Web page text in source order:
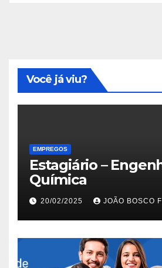
Você já viu?
EMPREGOS
Estagiário –
Química
20/02/2025 JOÃO BOSCO